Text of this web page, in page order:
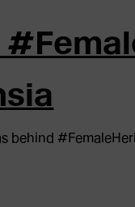
behind